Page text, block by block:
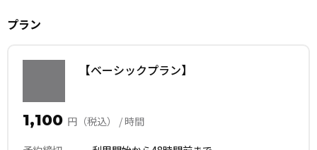
プラン
【ベーシックプラン】
1,100 円（税込） / 時間